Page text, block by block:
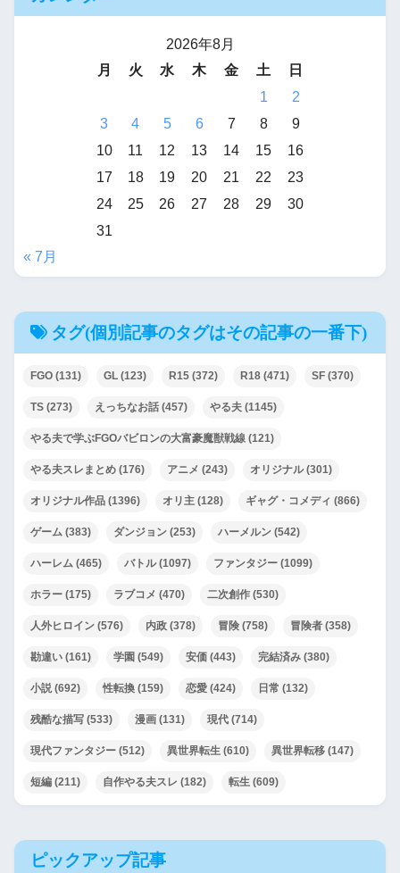
2026年8月
月
火 水 木 金 土
日
1
2
3
4 5 6 7 8
9
10
11 12 13 14 15
16
17
18 19 20 21 22
23
24
25 26 27 28 29
30
31
« 7月
タグ(個別記事のタグはその記事の一番下)
FGO (131) GL (123) R15 (372) R18 (471) SF (370)
TS (273) えっちなお話 (457) やる夫 (1145)
やる夫で学ぶFGOバビロンの大富豪魔獣戦線 (121)
やる夫スレまとめ (176) アニメ (243) オリジナル(301)
オリジナル作品 (1396) オリ主 (128) ギャグ・コメディ (866)
ゲーム (383) ダンジョン (253) ハーメルン (542)
ハーレム (465) バトル(1097) ファンタジー (1099)
ホラー (175) ラブコメ (470) 二次創作 (530)
人外ヒロイン (576) 内政 (378) 冒険 (758) 冒険者 (358)
勘違い (161) 学園 (549) 安価 (443) 完結済み (380)
小説(692) 性転換 (159) 恋愛 (424) 日常 (132)
残酷な描写 (533) 漫画 (131) 現代 (714)
現代ファンタジー (512) 異世界転生 (610) 異世界転移 (147)
短編 (211) 自作やる夫スレ (182) 転生 (609)
ピックアップ記事